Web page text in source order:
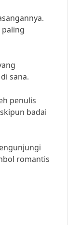
sana.
penulis
badai
romantis